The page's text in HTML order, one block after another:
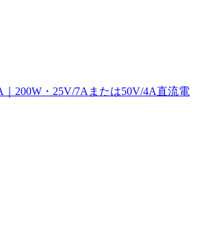
｜200W・25V/7Aまたは50V/4A直流電